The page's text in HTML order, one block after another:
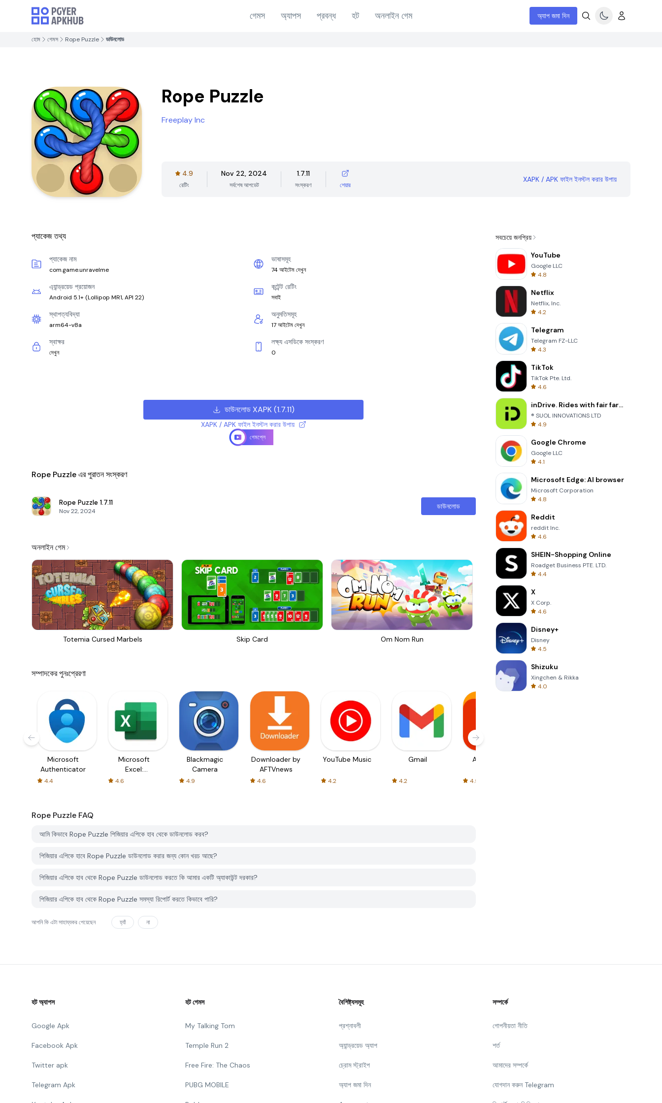
গেমস অ্যাপস প্রবন্ধ হট অনলাইন গেম অ্যাপ জমা দিন
হোম গেমস Rope Puzzle ডাউনলোড
Rope Puzzle
Freeplay Inc
4.9
রেটিং
Nov 22, 2024
সর্বশেষ আপডেট
1.7.11
সংস্করণ শেয়ার
XAPK / APK ফাইল ইনস্টল করার উপায়
প্যাকেজ তথ্য
প্যাকেজ নাম
com.game.unravelme
ভাষাসমূহ
74 আইটেম দেখুন
এ্যান্ড্রয়েড প্রয়োজন
Android 5.1+ (Lollipop MR1, API 22)
কন্টেন্ট রেটিং
সবাই
স্থাপত্যবিদ্যা
arm64-v8a
অনুমতিসমূহ
17 আইটেম দেখুন
স্বাক্ষর
দেখুন
লক্ষ্য এসডিকে সংস্করণ
0
ডাউনলোড XAPK(1.7.11)
XAPK / APK ফাইল ইনস্টল করার উপায়
গেমপ্লে
Rope Puzzle এর পুরাতন সংস্করণ
Rope Puzzle 1.7.11
Nov 22, 2024
ডাউনলোড
অনলাইন গেম
Totemia Cursed Marbels Skip Card Om Nom Run Words of Wonders
সম্পাদকের পুনঃপ্রেরণা
Microsoft
Authenticator
4.4
Microsoft
Excel:
Spreadsheets
4.6
Blackmagic
Camera
4.9
Downloader by
AFTVnews
4.6
YouTube Music
4.2
Gmail
4.2
AliExpress
4.5
Rope Puzzle FAQ
আমি কিভাবে Rope Puzzle পিজিয়ার এপিকে হাব থেকে ডাউনলোড করব?
পিজিয়ার এপিকে হাবে Rope Puzzle ডাউনলোড করার জন্য কোন খরচ আছে?
পিজিয়ার এপিকে হাব থেকে Rope Puzzle ডাউনলোড করতে কি আমার একটি অ্যাকাউন্ট দরকার?
পিজিয়ার এপিকে হাব থেকে Rope Puzzle সমস্যা রিপোর্ট করতে কিভাবে পারি?
আপনি কি এটা সাহায্যকর পেয়েছেন হ্যাঁ না
সবচেয়ে জনপ্রিয়
YouTube
Google LLC
4.8
Netflix
Netflix, Inc.
4.2
Telegram
Telegram FZ-LLC
4.3
TikTok
TikTok Pte. Ltd.
4.6
inDrive. Rides with fair fares
® SUOL INNOVATIONS LTD
4.9
Google Chrome
Google LLC
4.1
Microsoft Edge: AI browser
Microsoft Corporation
4.8
Reddit
reddit Inc.
4.6
SHEIN-Shopping Online
Roadget Business PTE. LTD.
4.4
X
X Corp.
4.6
Disney+
Disney
4.5
Shizuku
Xingchen & Rikka
4.0
হট অ্যাপস
Google Apk
Facebook Apk
Twitter apk
Telegram Apk
হট গেমস
My Talking Tom
Temple Run 2
Free Fire: The Chaos
PUBG MOBILE
বৈশিষ্ট্যসমূহ
প্রশ্নাবলী
অ্যান্ড্রয়েড অ্যাপ
চ্রোম স্ট্রাইপ
অ্যাপ জমা দিন
সম্পর্কে
গোপনীয়তা নীতি
শর্ত
আমাদের সম্পর্কে
যোগদান করুন Telegram